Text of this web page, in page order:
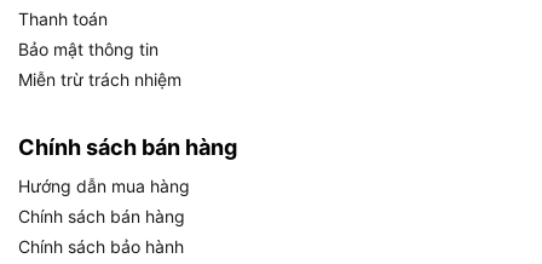
Công Việc Hàn Xì Chuyên Nghiệp
Hàn que: Phù hợp cho các công trình xây dựng,
sửa chữa cầu đường hoặc gia công kim loại.
chói từ hồ quang điện, đảm bảo an toàn tối đa.
Hàn TIG/MIG: Với khả năng chống tia UV và IR,
INGCO WM101 lý tưởng cho các công việc hàn
TIG hoặc MIG trong nhà máy hoặc xưởng cơ
Thanh toán
Bảo mật thông tin
Miễn trừ trách nhiệm
Chính sách bán hàng
Hướng dẫn mua hàng
Chính sách bán hàng
Chính sách bảo hành